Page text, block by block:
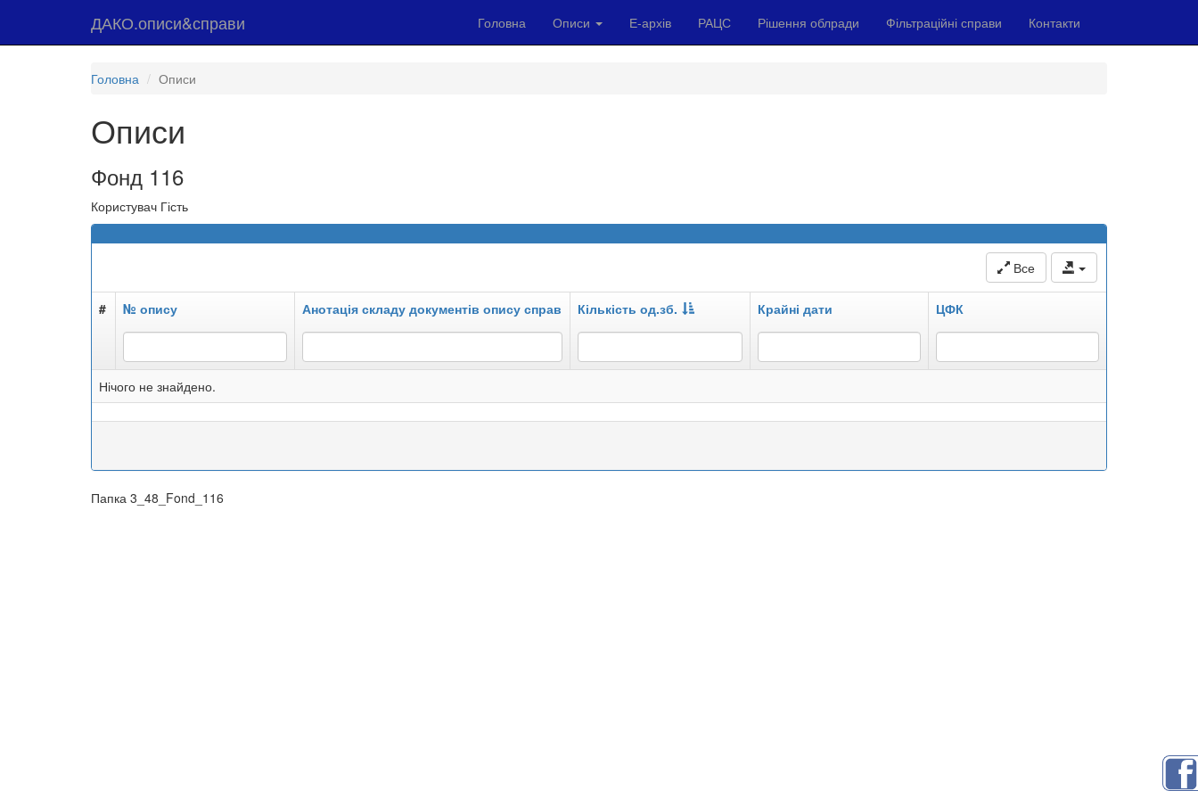
ДАКО.описи&справи Головна Описи Е-архів РАЦС Рішення облради Фільтраційні справи Контакти
Головна Описи
Описи
Фонд 116
Користувач Гість
Все
# № опису Анотація складу документів опису справ Кількість од.зб. Крайні дати ЦФК
Нічого не знайдено.
Папка 3_48_Fond_116